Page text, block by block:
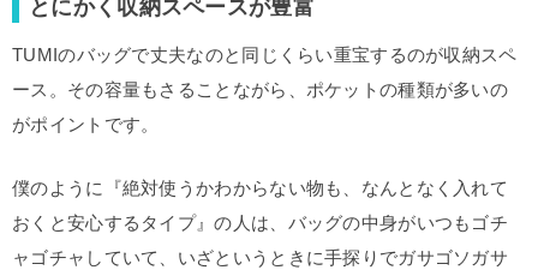
とにかく収納スペースが豊富
TUMIのバッグで丈夫なのと同じくらい重宝するのが収納スペ
ース。その容量もさることながら、ポケットの種類が多いの
がポイントです。
僕のように『絶対使うかわからない物も、なんとなく入れて
おくと安心するタイプ』の人は、バッグの中身がいつもゴチ
ャゴチャしていて、いざというときに手探りでガサゴソガサ